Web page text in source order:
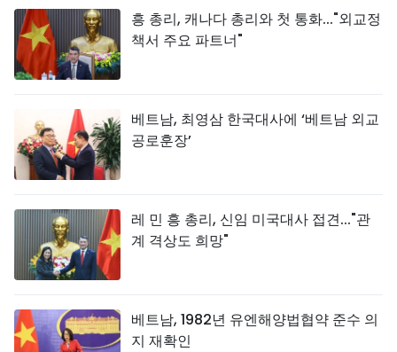
흥 총리, 캐나다 총리와 첫 통화..."외교정
책서 주요 파트너"
베트남, 최영삼 한국대사에 ‘베트남 외교
공로훈장’
레 민 흥 총리, 신임 미국대사 접견..."관
계 격상도 희망"
베트남, 1982년 유엔해양법협약 준수 의
지 재확인